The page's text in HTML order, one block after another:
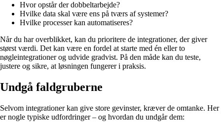
Hvor opstår der dobbeltarbejde?
Hvilke data skal være ens på tværs af systemer?
Hvilke processer kan automatiseres?
Når du har overblikket, kan du prioritere de integrationer, der giver
størst værdi. Det kan være en fordel at starte med én eller to
nøgleintegrationer og udvide gradvist. På den måde kan du teste,
justere og sikre, at løsningen fungerer i praksis.
Undgå faldgruberne
Selvom integrationer kan give store gevinster, kræver de omtanke. Her
er nogle typiske udfordringer – og hvordan du undgår dem: